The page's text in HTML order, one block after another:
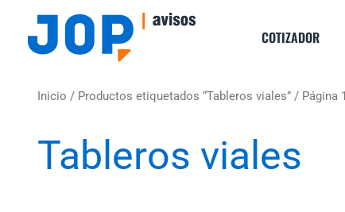
contenido
COTIZADOR
Inicio / Productos etiquetados “Tableros viales” / Página
Tableros viales